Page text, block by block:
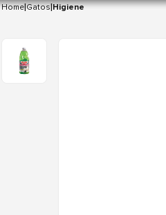
Home|Gatos|Higiene